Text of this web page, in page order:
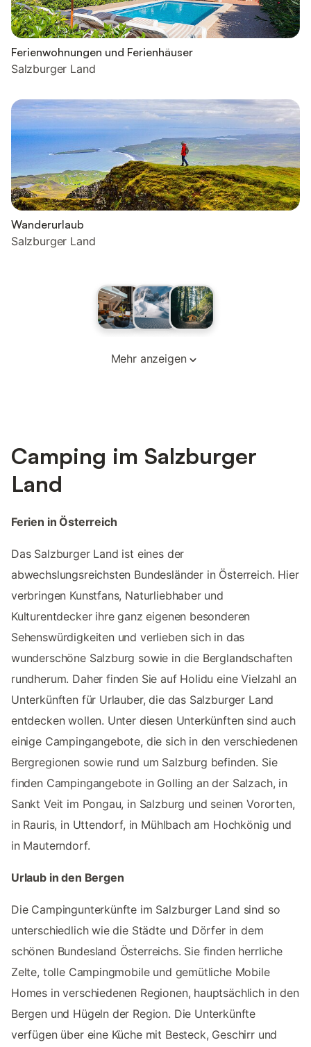
Ferienwohnungen und Ferienhäuser
Salzburger Land
Wanderurlaub
Salzburger Land
Mehr anzeigen
Camping im Salzburger
Land
Ferien in Österreich
Das Salzburger Land ist eines der
abwechslungsreichsten Bundesländer in Österreich. Hier
verbringen Kunstfans, Naturliebhaber und
Kulturentdecker ihre ganz eigenen besonderen
Sehenswürdigkeiten und verlieben sich in das
wunderschöne Salzburg sowie in die Berglandschaften
rundherum. Daher finden Sie auf Holidu eine Vielzahl an
Unterkünften für Urlauber, die das Salzburger Land
entdecken wollen. Unter diesen Unterkünften sind auch
einige Campingangebote, die sich in den verschiedenen
Bergregionen sowie rund um Salzburg befinden. Sie
finden Campingangebote in Golling an der Salzach, in
Sankt Veit im Pongau, in Salzburg und seinen Vororten,
in Rauris, in Uttendorf, in Mühlbach am Hochkönig und
in Mauterndorf.
Urlaub in den Bergen
Die Campingunterkünfte im Salzburger Land sind so
unterschiedlich wie die Städte und Dörfer in dem
schönen Bundesland Österreichs. Sie finden herrliche
Zelte, tolle Campingmobile und gemütliche Mobile
Homes in verschiedenen Regionen, hauptsächlich in den
Bergen und Hügeln der Region. Die Unterkünfte
verfügen über eine Küche mit Besteck, Geschirr und